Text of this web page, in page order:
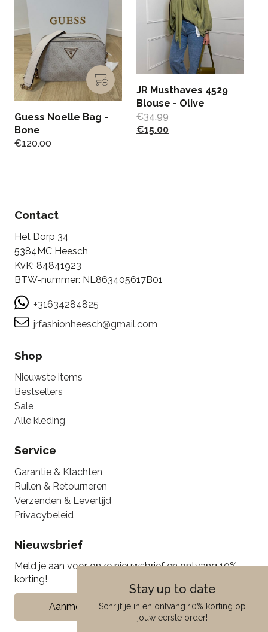
Guess Noelle Bag -
Bone
€120.00
JR Musthaves 4529
Blouse - Olive
€34.99
€15.00
Stay up to date
Schrijf je in en ontvang 10% korting op
jouw eerste order!
Contact
Het Dorp 34
5384MC Heesch
KvK: 84841923
BTW-nummer: NL863405617B01
+31634284825
jrfashionheesch@gmail.com
Shop
Nieuwste items
Bestsellers
Sale
Alle kleding
Service
Garantie & Klachten
Ruilen & Retourneren
Verzenden & Levertijd
Privacybeleid
Nieuwsbrief
Meld je aan voor onze nieuwsbrief en ontvang 10%
korting!
Aanmelden